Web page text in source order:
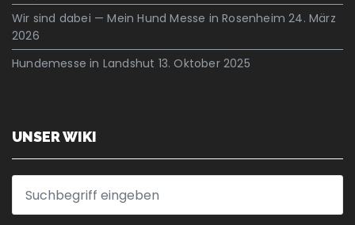
Wir sind dabei — Mein Hund Messe in Rosenheim 24. März
2026
Hundemesse in Landshut 13. Oktober 2025
UNSER WIKI